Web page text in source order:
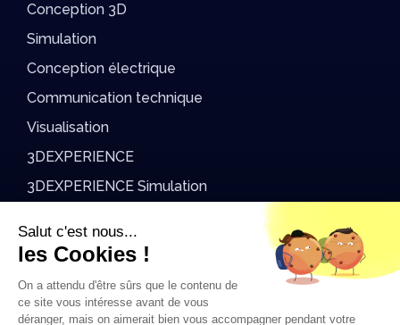
Conception 3D
Simulation
Conception électrique
Communication technique
Visualisation
3DEXPERIENCE
3DEXPERIENCE Simulation
AvenAo Academy
Support
Salut c'est nous...
les Cookies !
On a attendu d'être sûrs que le contenu de
ce site vous intéresse avant de vous
déranger, mais on aimerait bien vous accompagner pendant votre